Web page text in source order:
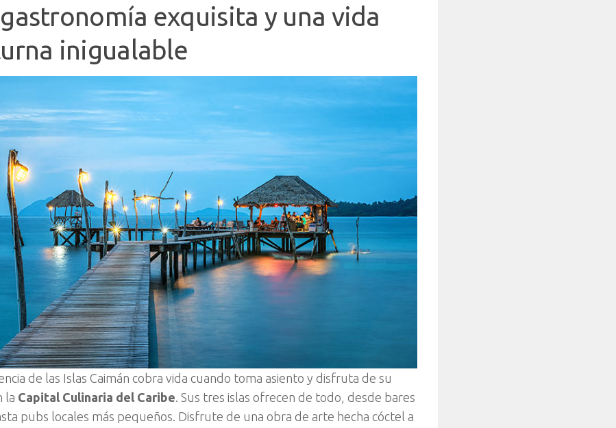
exquisita y una vida
inigualable
de las Islas Caimán cobra vida cuando toma asiento y disfruta de su
la Capital Culinaria del Caribe. Sus tres islas ofrecen de todo, desde bares
pubs locales más pequeños. Disfrute de una obra de arte hecha cóctel a